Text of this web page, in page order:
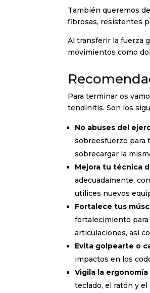
También queremos
fibrosas, resistentes
Al transferir la fuerza
movimientos como
Para terminar os
tendinitis. Son los
No abuses del
sobreesfuerzo para
sobrecargar la
Mejora tu técnica
adecuadamente,
utilices nuevos
Fortalece tus
fortalecimiento
articulaciones, así
Evita golpearte o
impactos en los
Vigila la
teclado, el ratón y